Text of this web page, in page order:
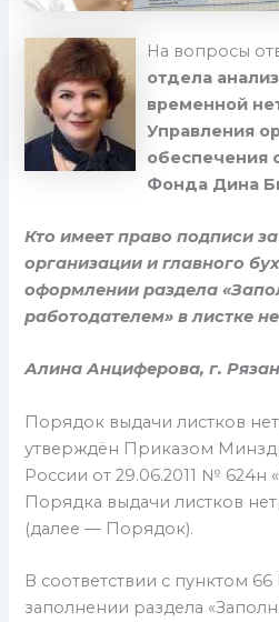
На вопросы
отдела
временной
Управления
обеспечения
Фонда Дина
Кто имеет право подписи
организации и главного
оформлении раздела
работодателем» в листке
Алина Анциферова, г.
Порядок выдачи листков
утверждён Приказом
России от 29.06.2011 № 624н
Порядка выдачи листков
(далее — Порядок).
В соответствии с пунктом
заполнении раздела